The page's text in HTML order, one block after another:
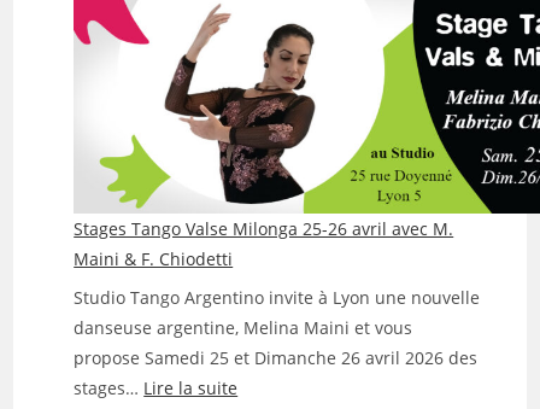
en
Haute-
19-
juin
26
Stages Tango Valse Milonga 25-26 avril avec M.
Maini & F. Chiodetti
Studio Tango Argentino invite à Lyon une nouvelle
danseuse argentine, Melina Maini et vous
propose Samedi 25 et Dimanche 26 avril 2026 des
stages… Lire la suite